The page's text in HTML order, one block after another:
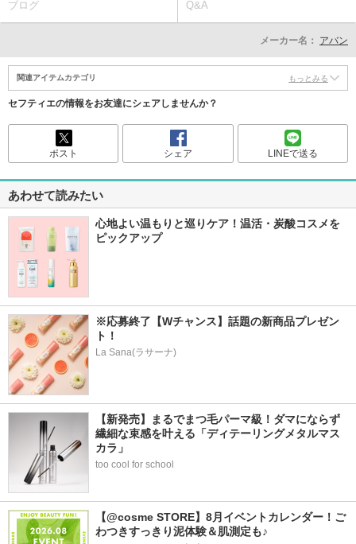
ブログ Q&A
メーカー名： アバン
関連アイテムカテゴリ もっとみる
セフティエの情報をお友達にシェアしませんか？
ポスト シェア LINEで送る
あわせて読みたい
心地よい温もりと巡りケア！温活・炭酸コスメを
ピックアップ
※応募終了【Wチャンス】話題の新商品プレゼン
ト！
La Sana(ラサーナ)
【新発売】まるでまつ毛パーマ級！ダマにならず
繊細な束感を叶える「ディテーリングメタルマス
カラ」
too cool for school
【@cosme STORE】8月イベントカレンダー！ご
わつきすっきり泥体験＆肌測定も♪